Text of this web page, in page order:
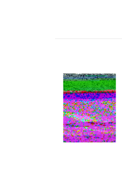
행사/교육
자료마당